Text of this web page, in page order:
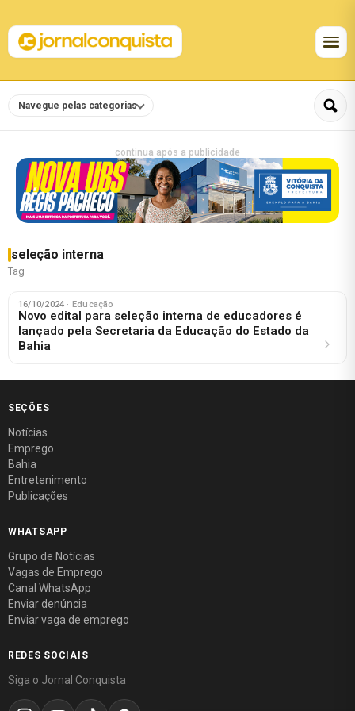
Navegue pelas categorias
continua após a publicidade
seleção interna
Tag
16/10/2024 · Educação
Novo edital para seleção interna de educadores é
lançado pela Secretaria da Educação do Estado da
Bahia
SEÇÕES
Notícias
Emprego
Bahia
Entretenimento
Publicações
WHATSAPP
Grupo de Notícias
Vagas de Emprego
Canal WhatsApp
Enviar denúncia
Enviar vaga de emprego
REDES SOCIAIS
Siga o Jornal Conquista